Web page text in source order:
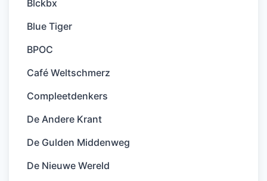
Blckbx
Blue Tiger
BPOC
Café Weltschmerz
Compleetdenkers
De Andere Krant
De Gulden Middenweg
De Nieuwe Wereld